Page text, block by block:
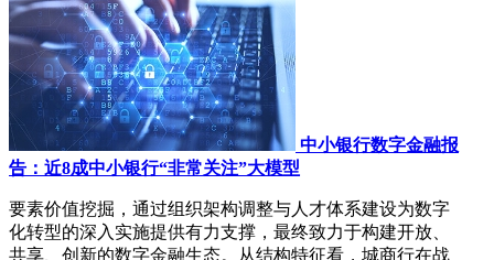
中小银行数字金融报
告：近8成中小银行“非常关注”大模型
要素价值挖掘，通过组织架构调整与人才体系建设为数字
化转型的深入实施提供有力支撑，最终致力于构建开放、
共享、创新的数字金融生态。从结构特征看，城商行在战